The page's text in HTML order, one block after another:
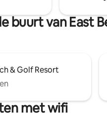
buurt van East
& Golf Resort
met wifi